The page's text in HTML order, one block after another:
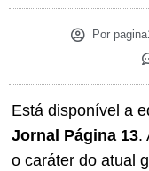
Por
Está disponível a
Jornal Página 13.
o caráter do atual